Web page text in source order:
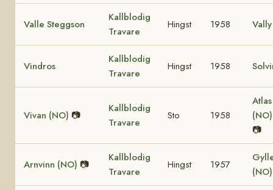
Valle Steggson
Kallblodig
Travare
Hingst 1958 Vally
Vindros
Kallblodig
Travare
Hingst 1958
Vivan (NO) 📷
Kallblodig
Travare
Sto 1958
📷
Arnvinn (NO) 📷
Kallblodig
Travare
Hingst 1957